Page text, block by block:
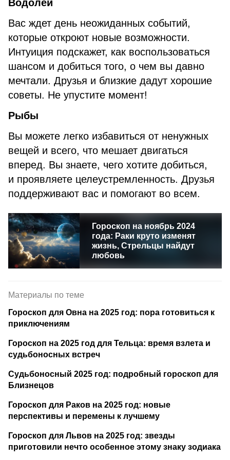
Водолей
Вас ждет день неожиданных событий,
которые откроют новые возможности.
Интуиция подскажет, как воспользоваться
шансом и добиться того, о чем вы давно
мечтали. Друзья и близкие дадут хорошие
советы. Не упустите момент!
Рыбы
Вы можете легко избавиться от ненужных
вещей и всего, что мешает двигаться
вперед. Вы знаете, чего хотите добиться,
и проявляете целеустремленность. Друзья
поддерживают вас и помогают во всем.
Гороскоп на ноябрь 2024
года: Раки круто изменят
жизнь, Стрельцы найдут
любовь
Материалы по теме
Гороскоп для Овна на 2025 год: пора готовиться к
приключениям
Гороскоп на 2025 год для Тельца: время взлета и
судьбоносных встреч
Судьбоносный 2025 год: подробный гороскоп для
Близнецов
Гороскоп для Раков на 2025 год: новые
перспективы и перемены к лучшему
Гороскоп для Львов на 2025 год: звезды
приготовили нечто особенное этому знаку зодиака